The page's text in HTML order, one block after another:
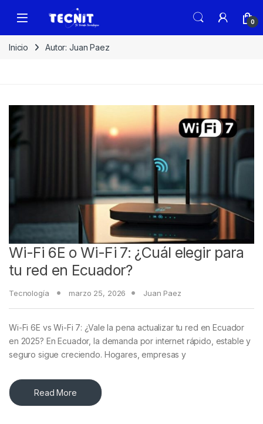
0
Inicio Autor: Juan Paez
Wi-Fi 6E o Wi-Fi 7: ¿Cuál elegir para
tu red en Ecuador?
Tecnología marzo 25, 2026 Juan Paez
Wi-Fi 6E vs Wi-Fi 7: ¿Vale la pena actualizar tu red en Ecuador
en 2025? En Ecuador, la demanda por internet rápido, estable y
seguro sigue creciendo. Hogares, empresas y
Read More